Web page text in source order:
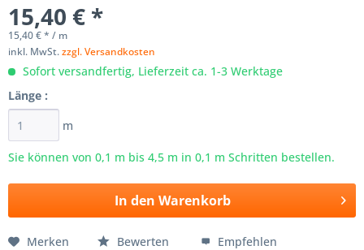
15,40 € *
15,40 € * / m
inkl. MwSt.zzgl. Versandkosten
Sofort versandfertig, Lieferzeit ca. 1-3 Werktage
Länge :
m
Sie können von 0,1 m bis 4,5 m in 0,1 m Schritten bestellen.
In den Warenkorb
Merken Bewerten Empfehlen